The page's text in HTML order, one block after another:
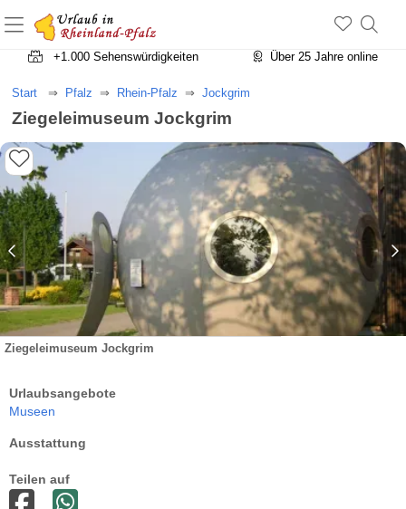
+1.500 Unterkünfte in Rheinland-Pfalz
+1.000 Sehenswürdigkeiten
Über 25 Jahre online
Start Pfalz Rhein-Pfalz Jockgrim
Ziegeleimuseum Jockgrim
Ziegeleimuseum Jockgrim
Urlaubsangebote
Museen
Ausstattung
Teilen auf